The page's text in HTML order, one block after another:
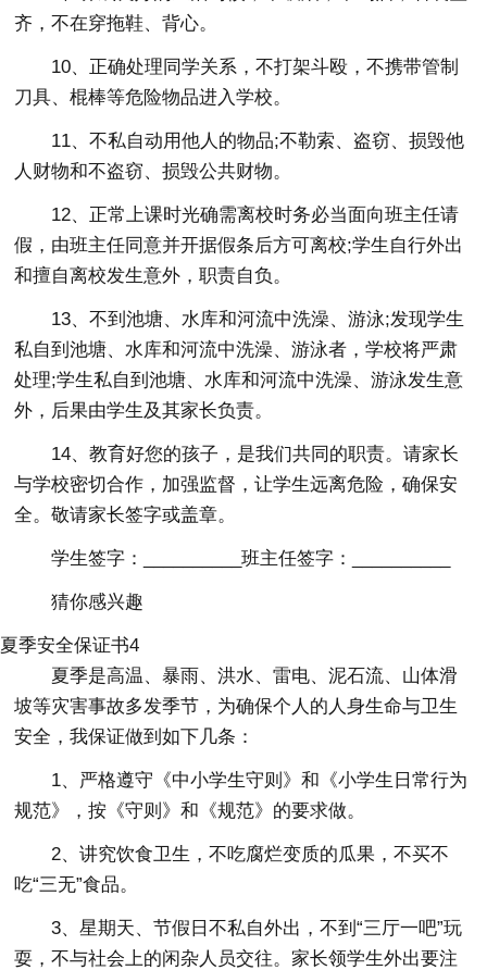
齐，不在穿拖鞋、背心。
10、正确处理同学关系，不打架斗殴，不携带管制
刀具、棍棒等危险物品进入学校。
11、不私自动用他人的物品;不勒索、盗窃、损毁他
人财物和不盗窃、损毁公共财物。
12、正常上课时光确需离校时务必当面向班主任请
假，由班主任同意并开据假条后方可离校;学生自行外出
和擅自离校发生意外，职责自负。
13、不到池塘、水库和河流中洗澡、游泳;发现学生
私自到池塘、水库和河流中洗澡、游泳者，学校将严肃
处理;学生私自到池塘、水库和河流中洗澡、游泳发生意
外，后果由学生及其家长负责。
14、教育好您的孩子，是我们共同的职责。请家长
与学校密切合作，加强监督，让学生远离危险，确保安
全。敬请家长签字或盖章。
学生签字：__________班主任签字：__________
猜你感兴趣
夏季安全保证书4
夏季是高温、暴雨、洪水、雷电、泥石流、山体滑
坡等灾害事故多发季节，为确保个人的人身生命与卫生
安全，我保证做到如下几条：
1、严格遵守《中小学生守则》和《小学生日常行为
规范》，按《守则》和《规范》的要求做。
2、讲究饮食卫生，不吃腐烂变质的瓜果，不买不
吃“三无”食品。
3、星期天、节假日不私自外出，不到“三厅一吧”玩
耍，不与社会上的闲杂人员交往。家长领学生外出要注